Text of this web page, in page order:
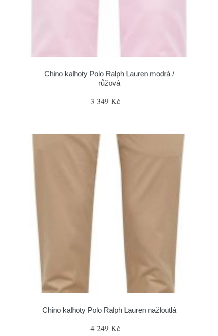
Chino kalhoty Polo Ralph Lauren modrá /
růžová
3 349 Kč
Chino kalhoty Polo Ralph Lauren nažloutlá
4 249 Kč